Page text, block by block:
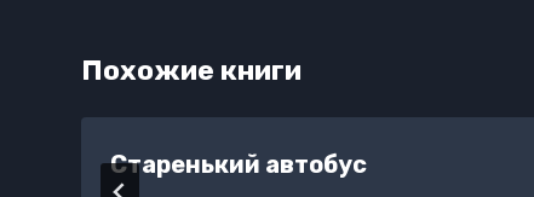
Похожие книги
Старенький автобус